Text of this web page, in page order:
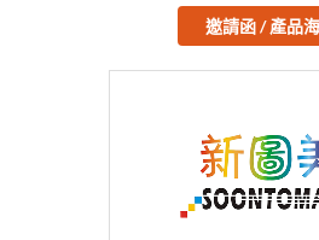
邀請函 / 產品